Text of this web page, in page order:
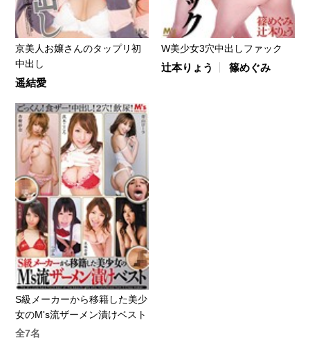
京美人お嬢さんのタップリ初
中出し
遥結愛
W美少女3穴中出しファック
辻本りょう 篠めぐみ
S級メーカーから移籍した美少
女のM's流ザーメン漬けベスト
全7名